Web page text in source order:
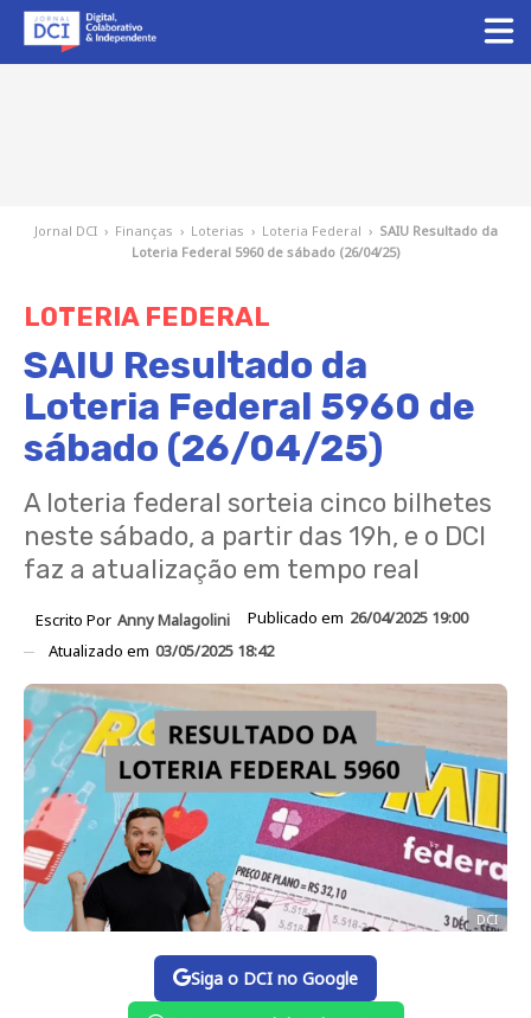
Jornal DCI › Finanças › Loterias › Loteria Federal › SAIU Resultado da
Loteria Federal 5960 de sábado (26/04/25)
LOTERIA FEDERAL
SAIU Resultado da
Loteria Federal 5960 de
sábado (26/04/25)
A loteria federal sorteia cinco bilhetes
neste sábado, a partir das 19h, e o DCI
faz a atualização em tempo real
Escrito Por Anny Malagolini Publicado em 26/04/2025 19:00
Atualizado em 03/05/2025 18:42
DCI
Siga o DCI no Google